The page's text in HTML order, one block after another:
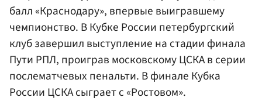
балл «Краснодару», впервые выигравшему
чемпионство. В Кубке России петербургский
клуб завершил выступление на стадии финала
Пути РПЛ, проиграв московскому ЦСКА в серии
послематчевых пенальти. В финале Кубка
России ЦСКА сыграет с «Ростовом».